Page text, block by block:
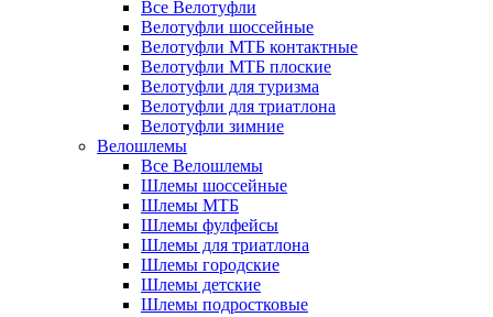
Все Велотуфли
Велотуфли шоссейные
Велотуфли МТБ контактные
Велотуфли МТБ плоские
Велотуфли для туризма
Велотуфли для триатлона
Велотуфли зимние
Велошлемы
Все Велошлемы
Шлемы шоссейные
Шлемы МТБ
Шлемы фулфейсы
Шлемы для триатлона
Шлемы городские
Шлемы детские
Шлемы подростковые